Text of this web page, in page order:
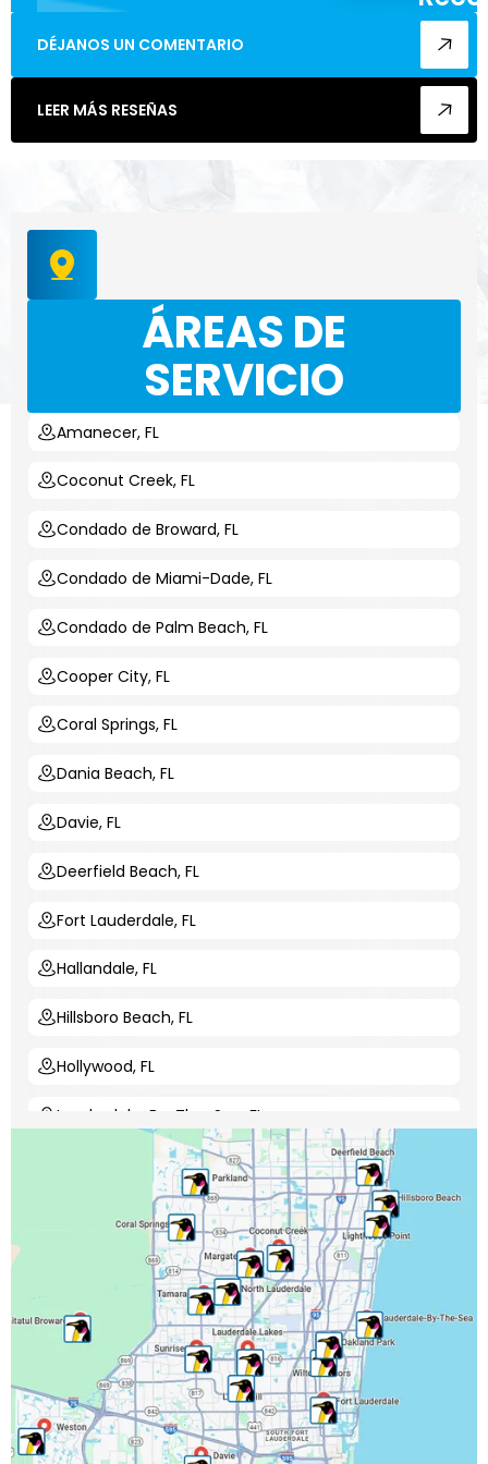
DÉJANOS UN COMENTARIO
LEER MÁS RESEÑAS
ÁREAS DE
SERVICIO
Amanecer, FL
Coconut Creek, FL
Condado de Broward, FL
Condado de Miami-Dade, FL
Condado de Palm Beach, FL
Cooper City, FL
Coral Springs, FL
Dania Beach, FL
Davie, FL
Deerfield Beach, FL
Fort Lauderdale, FL
Hallandale, FL
Hillsboro Beach, FL
Hollywood, FL
Lauderdale-By-The-Sea, FL
Lauderdale Lakes, FL
Lauderhill, FL
Lighthouse Point, FL
Margate, FL
Miramar, FL
North Lauderdale, FL
Oakland Park, FL